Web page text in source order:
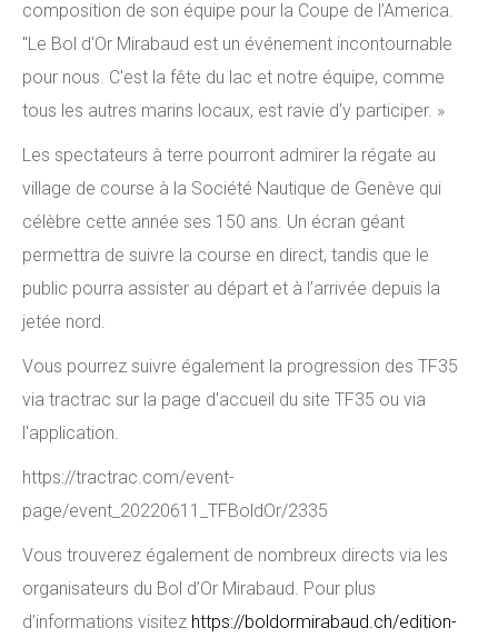
composition de son équipe pour la Coupe de l’America.
"Le Bol d'Or Mirabaud est un événement incontournable
pour nous. C'est la fête du lac et notre équipe, comme
tous les autres marins locaux, est ravie d'y participer. »
Les spectateurs à terre pourront admirer la régate au
village de course à la Société Nautique de Genève qui
célèbre cette année ses 150 ans. Un écran géant
permettra de suivre la course en direct, tandis que le
public pourra assister au départ et à l’arrivée depuis la
jetée nord.
Vous pourrez suivre également la progression des TF35
via tractrac sur la page d'accueil du site TF35 ou via
l'application.
https://tractrac.com/event-
page/event_20220611_TFBoldOr/2335
Vous trouverez également de nombreux directs via les
organisateurs du Bol d’Or Mirabaud. Pour plus
d’informations visitez https://boldormirabaud.ch/edition-